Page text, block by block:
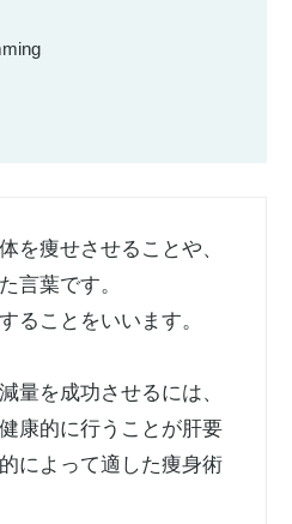
を痩せさせることや、
言葉です。
ることをいいます。
量を成功させるには、
康的に行うことが肝要
によって適した痩身術